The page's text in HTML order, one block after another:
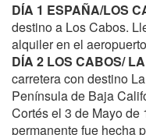
DÍA 1 ESPAÑA/LOS
destino a Los Cabos.
alquiler en el
DÍA 2 LOS CABOS/
carretera con destino
Península de Baja
Cortés el 3 de Mayo de
permanente fue hecha